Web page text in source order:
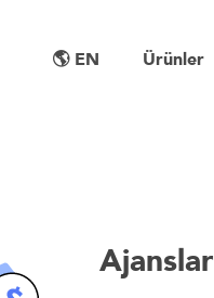
🌎 EN Ürünler
Ajanslar